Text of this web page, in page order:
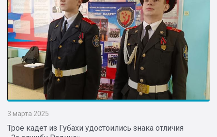
3 марта 2025
Трое кадет из Губахи удостоились знака отличия